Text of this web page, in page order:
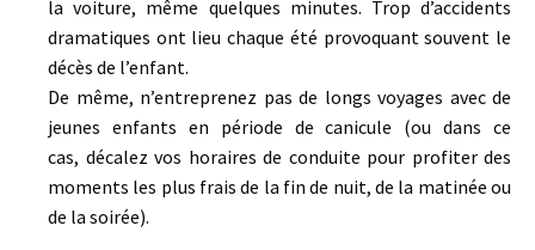
la voiture, même quelques minutes. Trop d’accidents
dramatiques ont lieu chaque été provoquant souvent le
décès de l’enfant.
De même, n’entreprenez pas de longs voyages avec de
jeunes enfants en période de canicule (ou dans ce
cas, décalez vos horaires de conduite pour profiter des
moments les plus frais de la fin de nuit, de la matinée ou
de la soirée).